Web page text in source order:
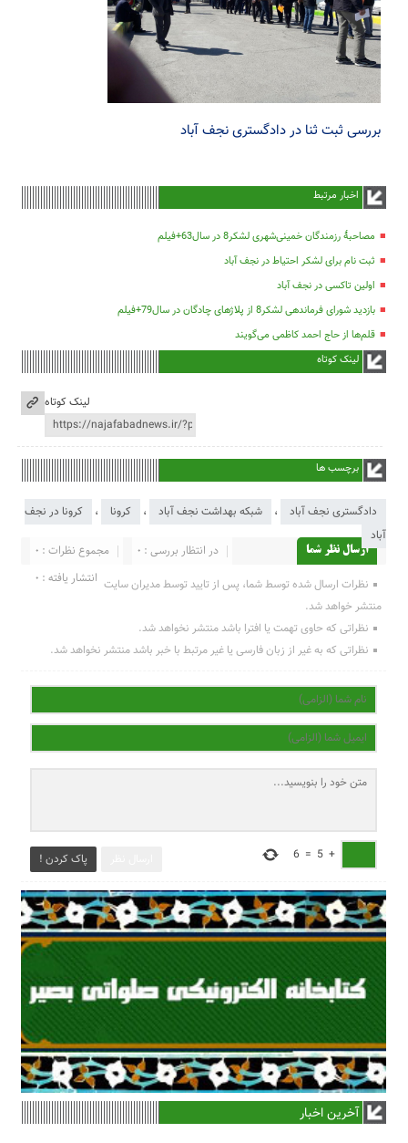
بررسی ثبت ثنا در دادگستری نجف آباد
اخبار مرتبط
مصاحبۀ رزمندگان خمینی‌شهری لشکر8 در سال63+فیلم
ثبت نام برای لشکر احتیاط در نجف آباد
اولین تاکسی در نجف آباد
بازدید شورای فرماندهی لشکر8 از پلاژهای چادگان در سال79+فیلم
قلم‌ها از حاج احمد کاظمی می‌گویند
لینک کوتاه
لینک کوتاه
برچسب ها
دادگستری نجف آباد ، شبکه بهداشت نجف آباد ، کرونا ،
کرونا در نجف
آباد
ارسال نظر شما مجموع نظرات : 0
در انتظار بررسی : 0
انتشار یافته : 0 نظرات ارسال شده توسط شما، پس از تایید توسط مدیران سایت
منتشر خواهد شد.
نظراتی که حاوی تهمت یا افترا باشد منتشر نخواهد شد.
نظراتی که به غیر از زبان فارسی یا غیر مرتبط با خبر باشد منتشر نخواهد شد.
پاک کردن ! +
5
=
6
آخرین اخبار